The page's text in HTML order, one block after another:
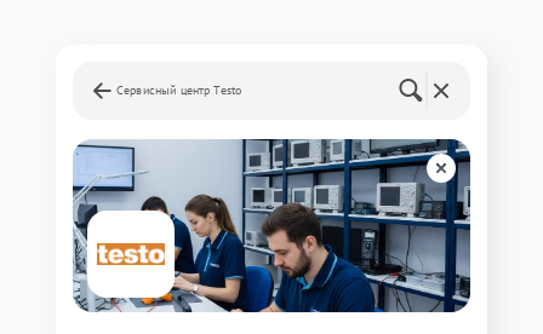
Сервисный центр Testo